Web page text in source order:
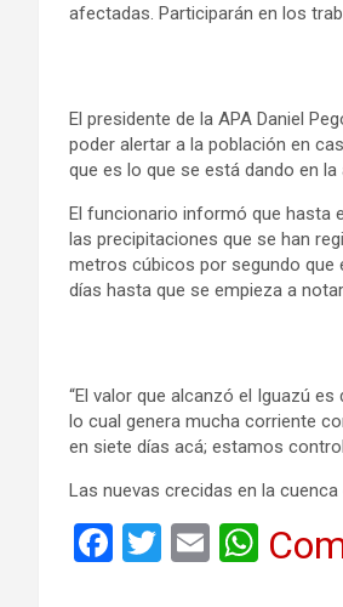
afectadas. Participarán en los
El presidente de la APA Daniel
poder alertar a la población en
que es lo que se está dando en la
El funcionario informó que hasta
las precipitaciones que se han
metros cúbicos por segundo que
días hasta que se empieza a
“El valor que alcanzó el Iguazú
lo cual genera mucha corriente
en siete días acá; estamos
Las nuevas crecidas en la
F
T
E
W